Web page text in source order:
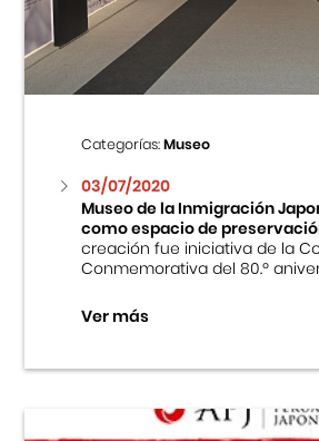
Categorías:Museo
03/07/2020
Museo de la Inmigración
como espacio de
creación fue iniciativa de la
Conmemorativa del 80.º
Ver más